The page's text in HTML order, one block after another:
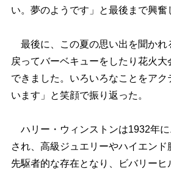
い。夢のようです」と最後まで興奮
最後に、この夏の思い出を聞かれ
戻ってバーベキューをしたり花火
できました。いろいろなことをアク
います」と笑顔で振り返った。
ハリー・ウィンストンは1932年
され、高級ジュエリーやハイエン
先駆者的な存在となり、ビバリー